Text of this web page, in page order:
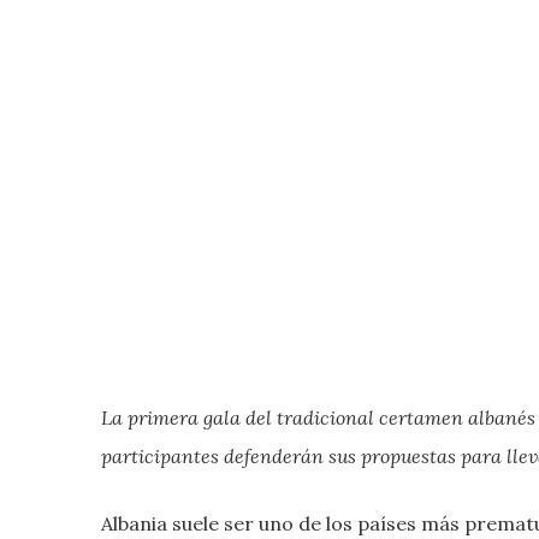
La primera gala del tradicional certamen albanés
participantes defenderán sus propuestas para
Albania suele ser uno de los países más